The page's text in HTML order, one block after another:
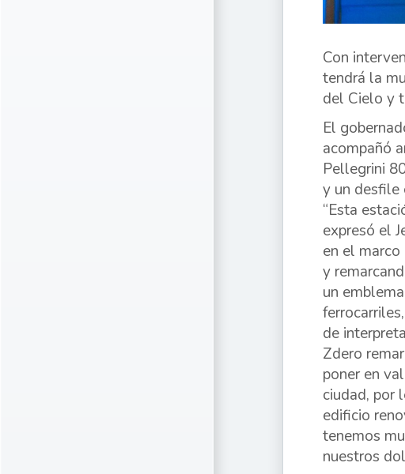
Con
tendrá la
del Cielo y
El
acompañó
Pellegrini
y un desfile
“Esta
expresó el
en el marco
y
un
de
Zdero
poner en
ciudad, por
edificio
tenemos
nuestros